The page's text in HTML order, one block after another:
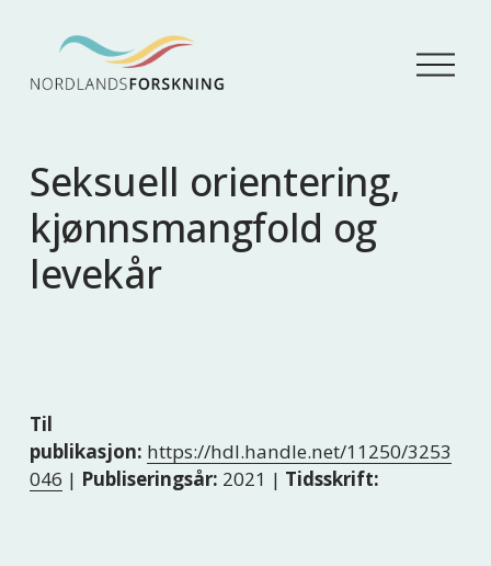
Å
p
Seksuell orientering,
kjønnsmangfold og
levekår
Til
publikasjon: https://hdl.handle.net/11250/3253
046 | Publiseringsår: 2021 | Tidsskrift: